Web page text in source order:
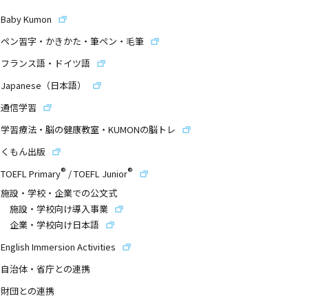
Baby Kumon
ペン習字・かきかた・筆ペン・毛筆
フランス語・ドイツ語
Japanese（日本語）
通信学習
学習療法・脳の健康教室・KUMONの脳トレ
くもん出版
TOEFL Primary® /TOEFL Junior®
施設・学校・企業での公文式
施設・学校向け導入事業
企業・学校向け日本語
English Immersion Activities
自治体・省庁との連携
財団との連携